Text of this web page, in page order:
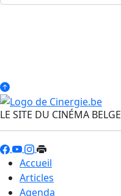
LE SITE DU CINÉMA BELGE
Accueil
Articles
Agenda